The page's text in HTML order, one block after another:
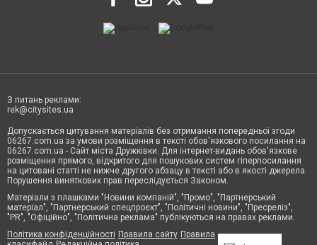
З питань реклами:
rek@citysites.ua
Допускається цитування матеріалів без отримання попередньої згоди
06267.com.ua за умови розміщення в тексті обов'язкового посилання на
06267.com.ua - Сайт міста Дружківки. Для інтернет-видань обов'язкове
розміщення прямого, відкритого для пошукових систем гіперпосилання
на цитовані статті не нижче другого абзацу в тексті або в якості джерела.
Порушення виняткових прав переслідується Законом.
Матеріали з плашками "Новини компаній", "Промо", "Партнерський
матеріал", "Партнерський спецпроєкт", "Політичні новини", "Пресреліз",
"PR", "Офіційно", "Політична реклама" публікуються на правах реклами.
Політика конфіденційності Правила сайту Правила